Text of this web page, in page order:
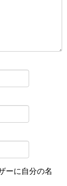
ーに自分の名